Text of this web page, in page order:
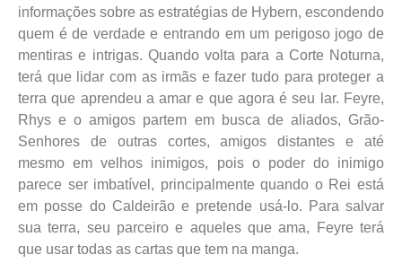
informações sobre as estratégias de Hybern, escondendo
quem é de verdade e entrando em um perigoso jogo de
mentiras e intrigas. Quando volta para a Corte Noturna,
terá que lidar com as irmãs e fazer tudo para proteger a
terra que aprendeu a amar e que agora é seu lar. Feyre,
Rhys e o amigos partem em busca de aliados, Grão-
Senhores de outras cortes, amigos distantes e até
mesmo em velhos inimigos, pois o poder do inimigo
parece ser imbatível, principalmente quando o Rei está
em posse do Caldeirão e pretende usá-lo. Para salvar
sua terra, seu parceiro e aqueles que ama, Feyre terá
que usar todas as cartas que tem na manga.